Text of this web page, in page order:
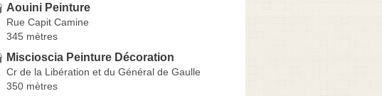
Aouini Peinture
Rue Capit Camine
345 mètres
Miscioscia Peinture Décoration
Cr de la Libération et du Général de Gaulle
350 mètres